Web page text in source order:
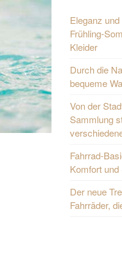
Eleganz
Frühling-
Kleider
Durch die
bequeme
Von der
Sammlung
Fahrrad-
Komfort
Der neue
Fahrräder,